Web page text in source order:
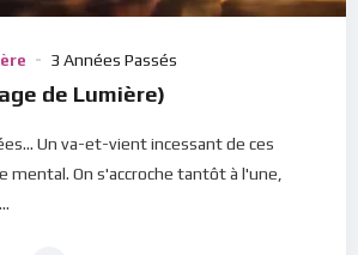
3 Années Passés
de Lumière)
Un va-et-vient incessant de ces
mental. On s'accroche tantôt à l'une,